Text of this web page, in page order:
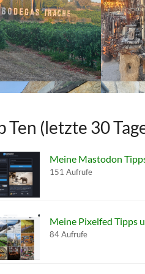
Ten (letzte 30
Meine Mastodon
151 Aufrufe
Meine Pixelfed Tipps
84 Aufrufe